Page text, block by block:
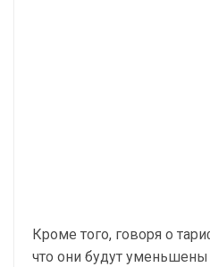
Кроме того, говоря о
что они будут